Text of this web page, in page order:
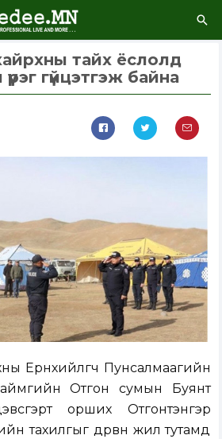
тайх ёслолд
гүйцэтгэж байна
Ерөнхийлөгч Пунсалмаагийн
Отгон сумын Буянт
орших Отгонтэнгэр
тахилгыг дөрвөн жил тутамд